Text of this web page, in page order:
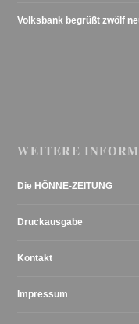
Volksbank begrüßt zwölf
WEITERE
Die HÖNNE-ZEITUNG
Druckausgabe
Kontakt
Impressum